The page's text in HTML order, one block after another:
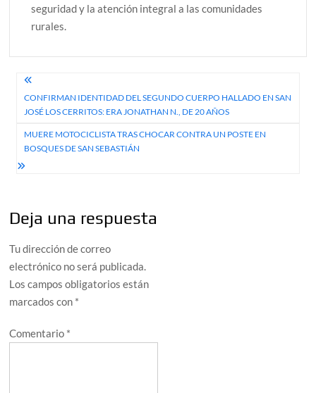
seguridad y la atención integral a las comunidades
rurales.
Navegación
de
entradas
CONFIRMAN IDENTIDAD DEL SEGUNDO CUERPO HALLADO EN SAN
JOSÉ LOS CERRITOS: ERA JONATHAN N., DE 20 AÑOS
MUERE MOTOCICLISTA TRAS CHOCAR CONTRA UN POSTE EN
BOSQUES DE SAN SEBASTIÁN
Deja una respuesta
Tu dirección de correo
electrónico no será publicada.
Los campos obligatorios están
marcados con *
Comentario *